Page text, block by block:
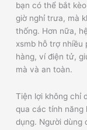
bạn có thể bắt
giờ nghỉ trưa, mà
thống. Hơn nữa,
xsmb hỗ trợ
hàng, ví điện tử,
mà và an toàn.
Tiện lợi không chỉ
qua các tính năng
dụng. Người dùng